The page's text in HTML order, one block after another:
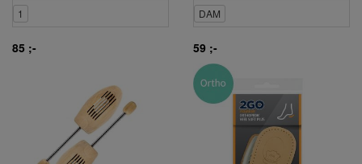
1
85 ;-
DAM
59 ;-